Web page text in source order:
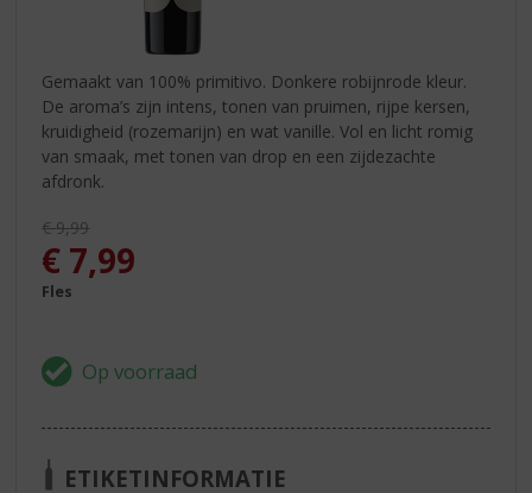
Gemaakt van 100% primitivo. Donkere robijnrode kleur.
De aroma’s zijn intens, tonen van pruimen, rijpe kersen,
kruidigheid (rozemarijn) en wat vanille. Vol en licht romig
van smaak, met tonen van drop en een zijdezachte
afdronk.
Originele prijs was:
€9,99
, Huidige prijs is:
€ 7,99
Fles
ETIKETINFORMATIE